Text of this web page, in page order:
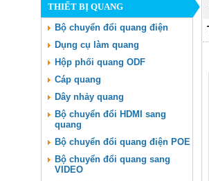
THIẾT BỊ QUANG
Bộ chuyển đổi quang điện
Dụng cụ làm quang
Hộp phối quang ODF
Cáp quang
Dây nhảy quang
Bộ chuyển đổi HDMI sang
quang
Bộ chuyển đổi quang điện POE
Bộ chuyển đổi quang sang
VIDEO